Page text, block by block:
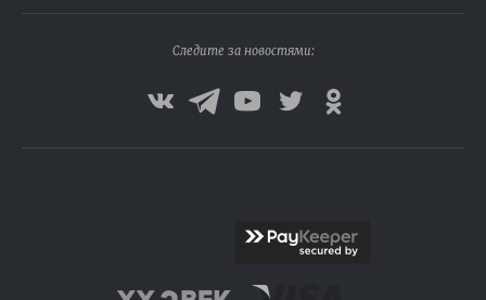
Следите за новостями: